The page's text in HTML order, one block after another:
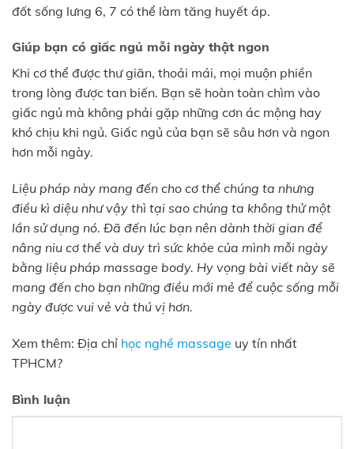
đốt sống lưng 6, 7 có thể làm tăng huyết áp.
Giúp bạn có giấc ngủ mỗi ngày thật ngon
Khi cơ thể được thư giãn, thoải mái, mọi muộn phiền
trong lòng được tan biến. Bạn sẽ hoàn toàn chìm vào
giấc ngủ mà không phải gặp những cơn ác mộng hay
khó chịu khi ngủ. Giấc ngủ của bạn sẽ sâu hơn và ngon
hơn mỗi ngày.
Liệu pháp này mang đến cho cơ thể chúng ta nhưng
điều kì diệu như vậy thì tại sao chúng ta không thử một
lần sử dụng nó. Đã đến lúc bạn nên dành thời gian để
nâng niu cơ thể và duy trì sức khỏe của mình mỗi ngày
bằng liệu pháp massage body. Hy vọng bài viết này sẽ
mang đến cho bạn những điều mới mẻ để cuộc sống mỗi
ngày được vui vẻ và thú vị hơn.
Xem thêm: Địa chỉ học nghề massage uy tín nhất
TPHCM?
Bình luận